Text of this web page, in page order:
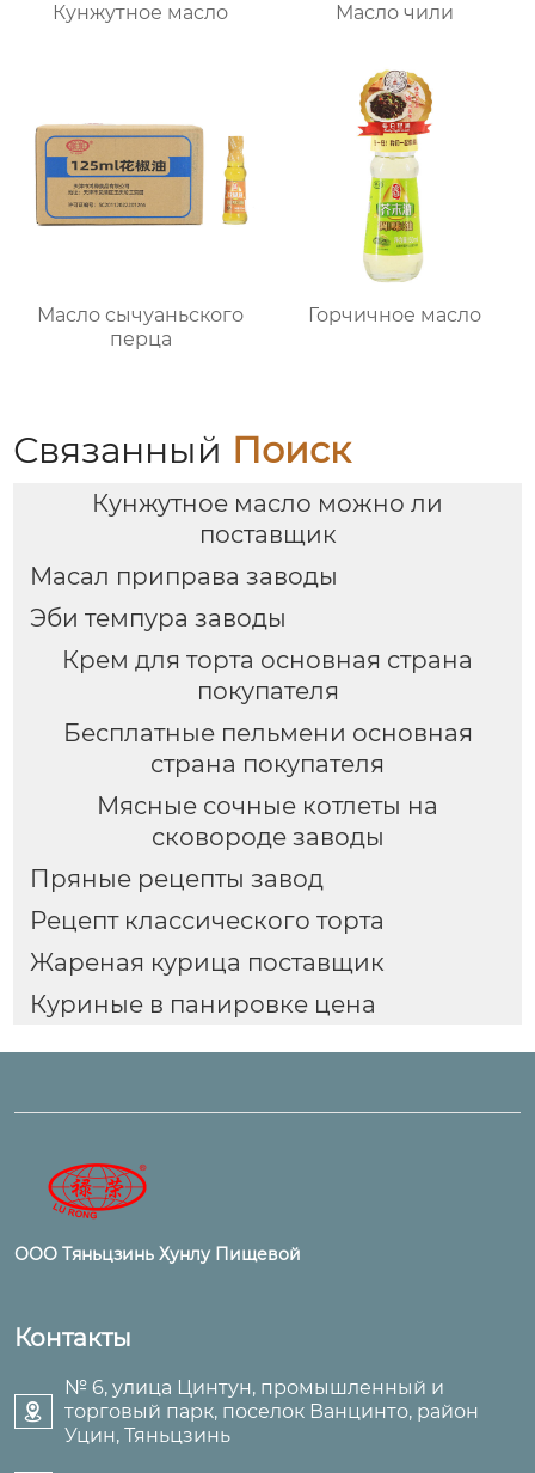
Кунжутное масло Масло чили
Масло сычуаньского
перца
Горчичное масло
Связанный Поиск
Кунжутное масло можно ли
поставщик
Масал приправа заводы
Эби темпура заводы
Крем для торта основная страна
покупателя
Бесплатные пельмени основная
страна покупателя
Мясные сочные котлеты на
сковороде заводы
Пряные рецепты завод
Рецепт классического торта
Жареная курица поставщик
Куриные в панировке цена
ООО Тяньцзинь Хунлу Пищевой
Контакты

№ 6, улица Цинтун, промышленный и
торговый парк, поселок Ванцинто, район
Уцин, Тяньцзинь